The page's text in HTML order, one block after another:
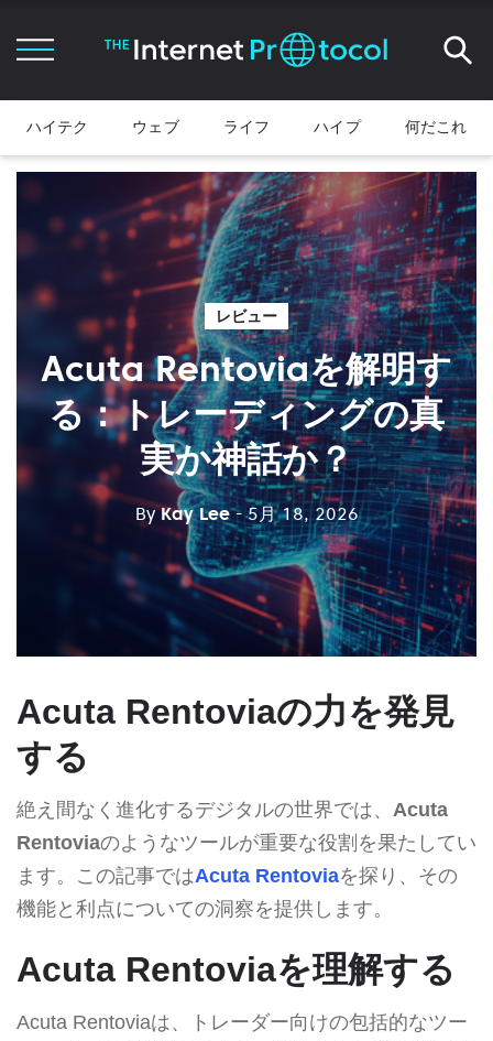
ハイテク ウェブ ライフ ハイプ 何だこれ
レビュー
Acuta Rentoviaを解明す
る：トレーディングの真
実か神話か？
ByKay Lee - 5月 18, 2026
Acuta Rentoviaの力を発見
する
絶え間なく進化するデジタルの世界では、 Acuta
Rentoviaのようなツールが重要な役割を果たしてい
ます。この記事ではAcuta Rentoviaを探り、その
機能と利点についての洞察を提供します。
Acuta Rentoviaを理解する
Acuta Rentoviaは、トレーダー向けの包括的なツー